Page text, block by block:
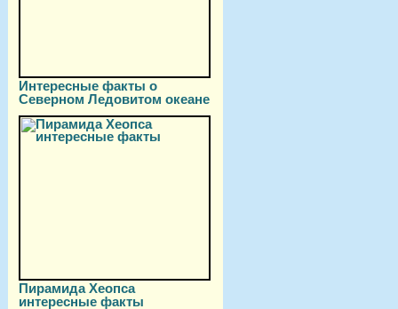
Интересные факты о
Северном Ледовитом океане
Пирамида Хеопса
интересные факты